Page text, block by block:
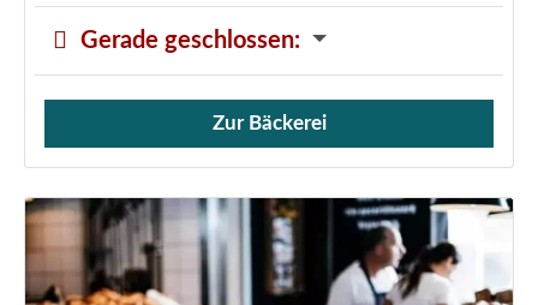
Gerade geschlossen:
Verkauf von Brötchen,
Zur Bäckerei